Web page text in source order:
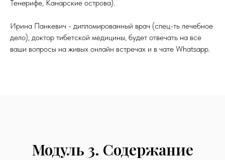
Тенерифе, Канарские острова).
Ирина Панкевич - дипломированный врач (спец-ть лечебное
дело), доктор тибетской медицины, будет отвечать на все
ваши вопросы на живых онлайн встречах и в чате Whatsapp.
Модуль 3. Содержание